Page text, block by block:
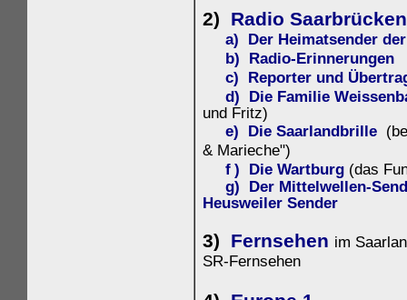
2) Radio Saarbrücken
a) Der Heimatsender der
b) Radio-Erinnerungen
c) Reporter und
d) Die Familie
und Fritz)
e) Die Saarlandbrille
& Marieche")
f ) Die Wartburg (das
g) Der Mittelwellen-
Heusweiler Sender
3) Fernsehen im
SR-Fernsehen